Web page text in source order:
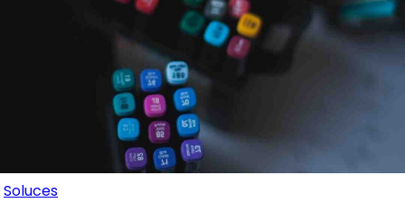
Soluces